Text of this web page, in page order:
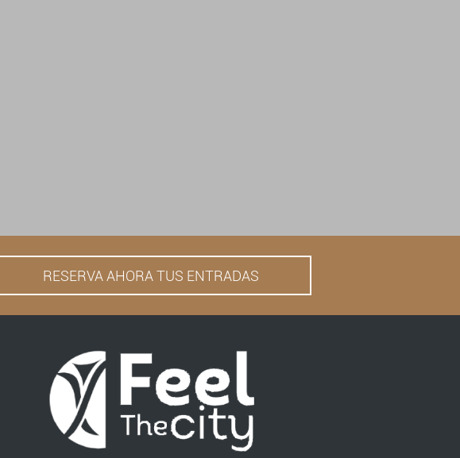
RESERVA AHORA TUS ENTRADAS